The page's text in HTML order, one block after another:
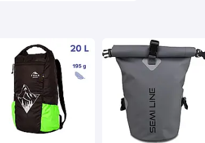
завдяки своїй